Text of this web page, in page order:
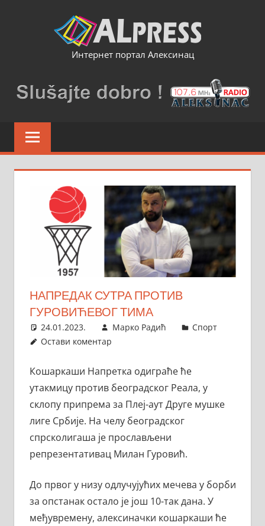
Интернет портал Алексинац
НАПРЕДАК СУТРА ПРОТИВ
ГУРОВИЋЕВОГ ТИМА
24.01.2023. Марко Радић
Спорт
Остави коментар
Кошаркаши Напретка одиграће ће
утакмицу против београдског Реала, у
склопу припрема за Плеј-аут Друге мушке
лиге Србије. На челу београдског
спрсколигаша је прослављени
репрезентативац Милан Гуровић.
До првог у низу одлучујућих мечева у борби
за опстанак остало је још 10-так дана. У
међувремену, алексиначки кошаркаши ће